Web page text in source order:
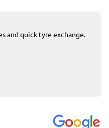
and quick tyre exchange.